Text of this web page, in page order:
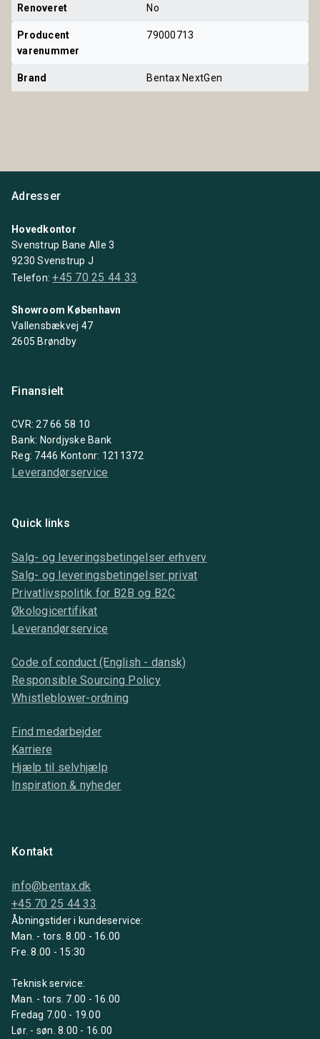
Renoveret No
Producent
varenummer
79000713
Brand Bentax NextGen
Adresser
Hovedkontor
Svenstrup Bane Alle 3
9230 Svenstrup J
Telefon:+45 70 25 44 33
Showroom København
Vallensbækvej 47
2605 Brøndby
Finansielt
CVR: 27 66 58 10
Bank: Nordjyske Bank
Reg: 7446 Kontonr: 1211372
Leverandørservice
Quick links
Salg- og leveringsbetingelser erhverv
Salg- og leveringsbetingelser privat
Privatlivspolitik for B2B og B2C
Økologicertifikat
Leverandørservice
Code of conduct (English - dansk)
Responsible Sourcing Policy
Whistleblower-ordning
Find medarbejder
Karriere
Hjælp til selvhjælp
Inspiration & nyheder
Kontakt
info@bentax.dk
+45 70 25 44 33
Åbningstider i kundeservice:
Man. - tors. 8.00 - 16.00
Fre. 8.00 - 15:30
Teknisk service:
Man. - tors. 7.00 - 16.00
Fredag 7.00 - 19.00
Lør. - søn. 8.00 - 16.00